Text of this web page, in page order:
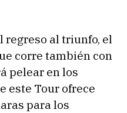
regreso al triunfo, el
corre también con
pelear en los
este Tour ofrece
para los